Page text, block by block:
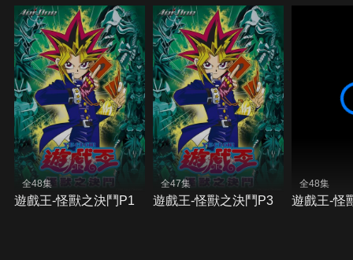
全48集
遊戲王-怪獸之決鬥P1
全47集
遊戲王-怪獸之決鬥P3
全48集
遊戲王-怪